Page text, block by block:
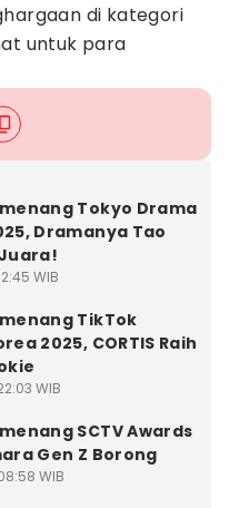
di kategori
untuk para
Tokyo Drama
Dramanya Tao
WIB
TikTok
2025, CORTIS Raih
WIB
SCTV Awards
Gen Z Borong
WIB